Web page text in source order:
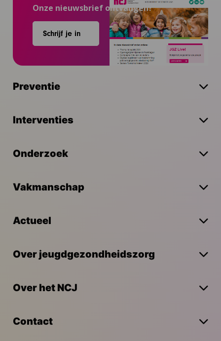
Onze nieuwsbrief ontvangen?
Schrijf je in
Preventie
Interventies
Onderzoek
Vakmanschap
Actueel
Over jeugdgezondheidszorg
Over het NCJ
Contact